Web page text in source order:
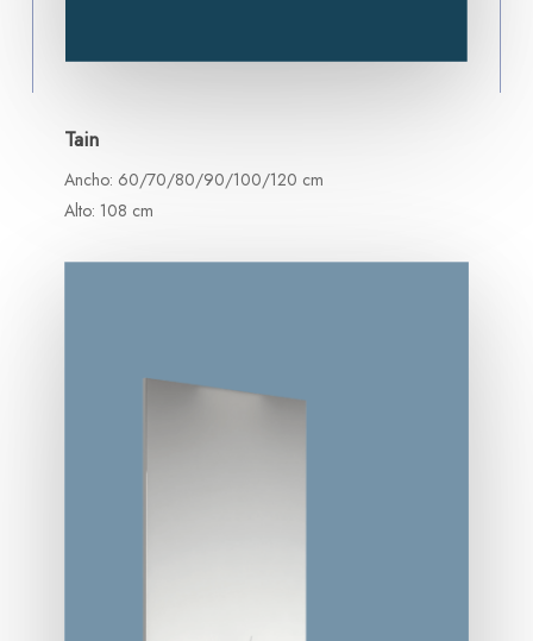
Tain
Ancho: 60/70/80/90/100/120 cm
Alto: 108 cm